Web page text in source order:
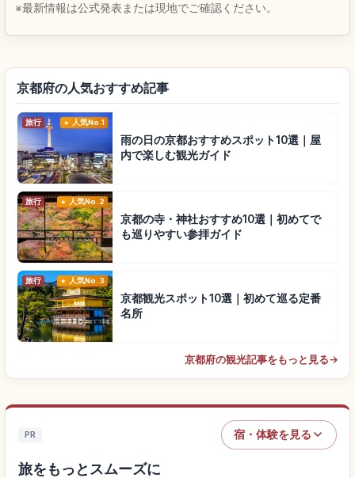
※最新情報は公式発表または現地でご確認ください。
京都府の人気おすすめ記事
旅行 人気No.1
雨の日の京都おすすめスポット10選｜屋
内で楽しむ観光ガイド
旅行 人気No.2
京都の寺・神社おすすめ10選｜初めてで
も巡りやすい参拝ガイド
旅行 人気No.3
京都観光スポット10選｜初めて巡る定番
名所
京都府の観光記事をもっと見る→
PR 宿・体験を見る
旅をもっとスムーズに